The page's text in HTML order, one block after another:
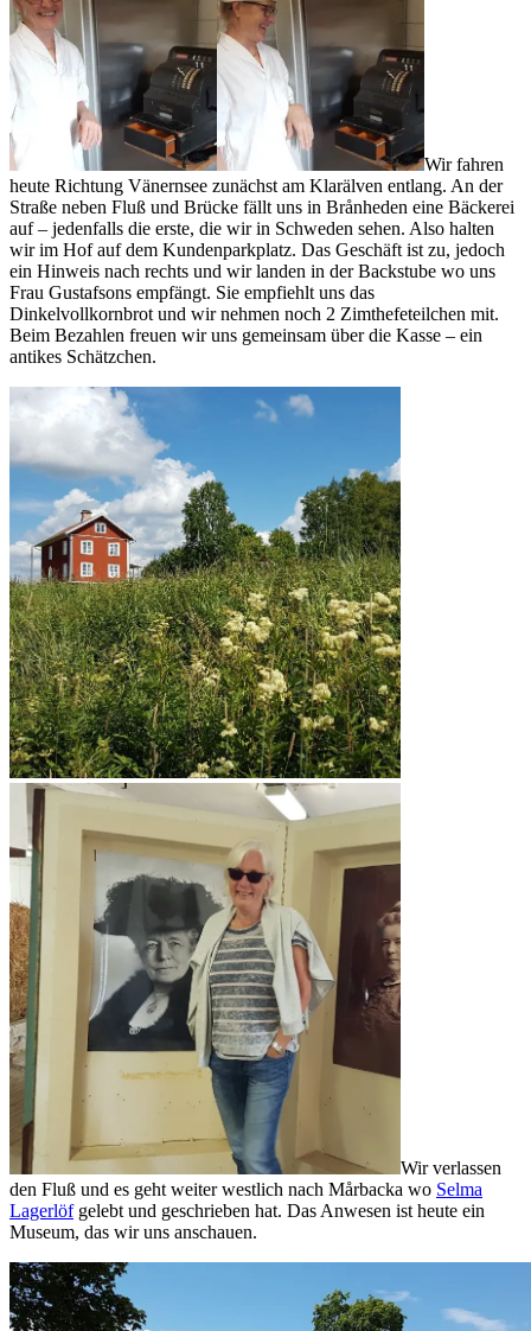
Wir fahren
heute Richtung Vänernsee zunächst am Klarälven entlang. An der
Straße neben Fluß und Brücke fällt uns in Brånheden eine Bäckerei
auf – jedenfalls die erste, die wir in Schweden sehen. Also halten
wir im Hof auf dem Kundenparkplatz. Das Geschäft ist zu, jedoch
ein Hinweis nach rechts und wir landen in der Backstube wo uns
Frau Gustafsons empfängt. Sie empfiehlt uns das
Dinkelvollkornbrot und wir nehmen noch 2 Zimthefeteilchen mit.
Beim Bezahlen freuen wir uns gemeinsam über die Kasse – ein
antikes Schätzchen.
Wir verlassen
den Fluß und es geht weiter westlich nach Mårbacka wo Selma
Lagerlöfgelebt und geschrieben hat. Das Anwesen ist heute ein
Museum, das wir uns anschauen.